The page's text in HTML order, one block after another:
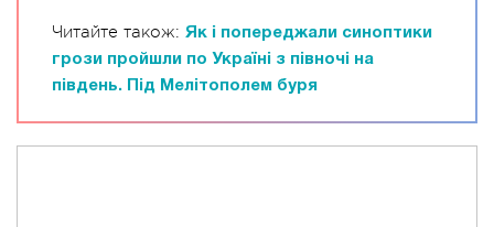
Читайте також: Як і попереджали синоптики
грози пройшли по Україні з півночі на
південь. Під Мелітополем буря